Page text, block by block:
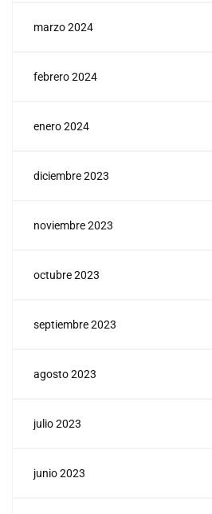
marzo 2024
febrero 2024
enero 2024
diciembre 2023
noviembre 2023
octubre 2023
septiembre 2023
agosto 2023
julio 2023
junio 2023